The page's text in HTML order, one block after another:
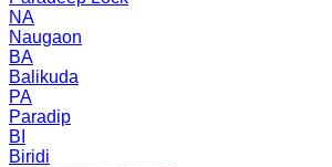
NA
Naugaon
BA
Balikuda
PA
Paradip
BI
Biridi